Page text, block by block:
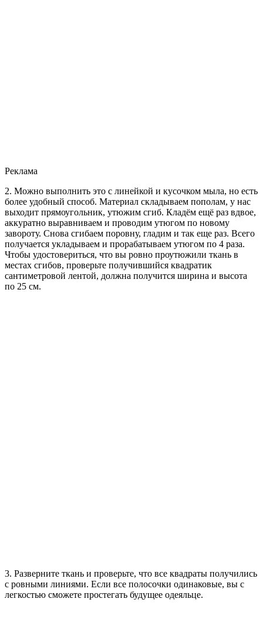
Реклама
2. Можно выполнить это с линейкой и кусочком мыла, но есть
более удобный способ. Материал складываем пополам, у нас
выходит прямоугольник, утюжим сгиб. Кладём ещё раз вдвое,
аккуратно выравниваем и проводим утюгом по новому
завороту. Снова сгибаем поровну, гладим и так еще раз. Всего
получается укладываем и прорабатываем утюгом по 4 раза.
Чтобы удостовериться, что вы ровно проутюжили ткань в
местах сгибов, проверьте получившийся квадратик
сантиметровой лентой, должна получится ширина и высота
по 25 см.
3. Разверните ткань и проверьте, что все квадраты получились
с ровными линиями. Если все полосочки одинаковые, вы с
легкостью сможете простегать будущее одеяльце.